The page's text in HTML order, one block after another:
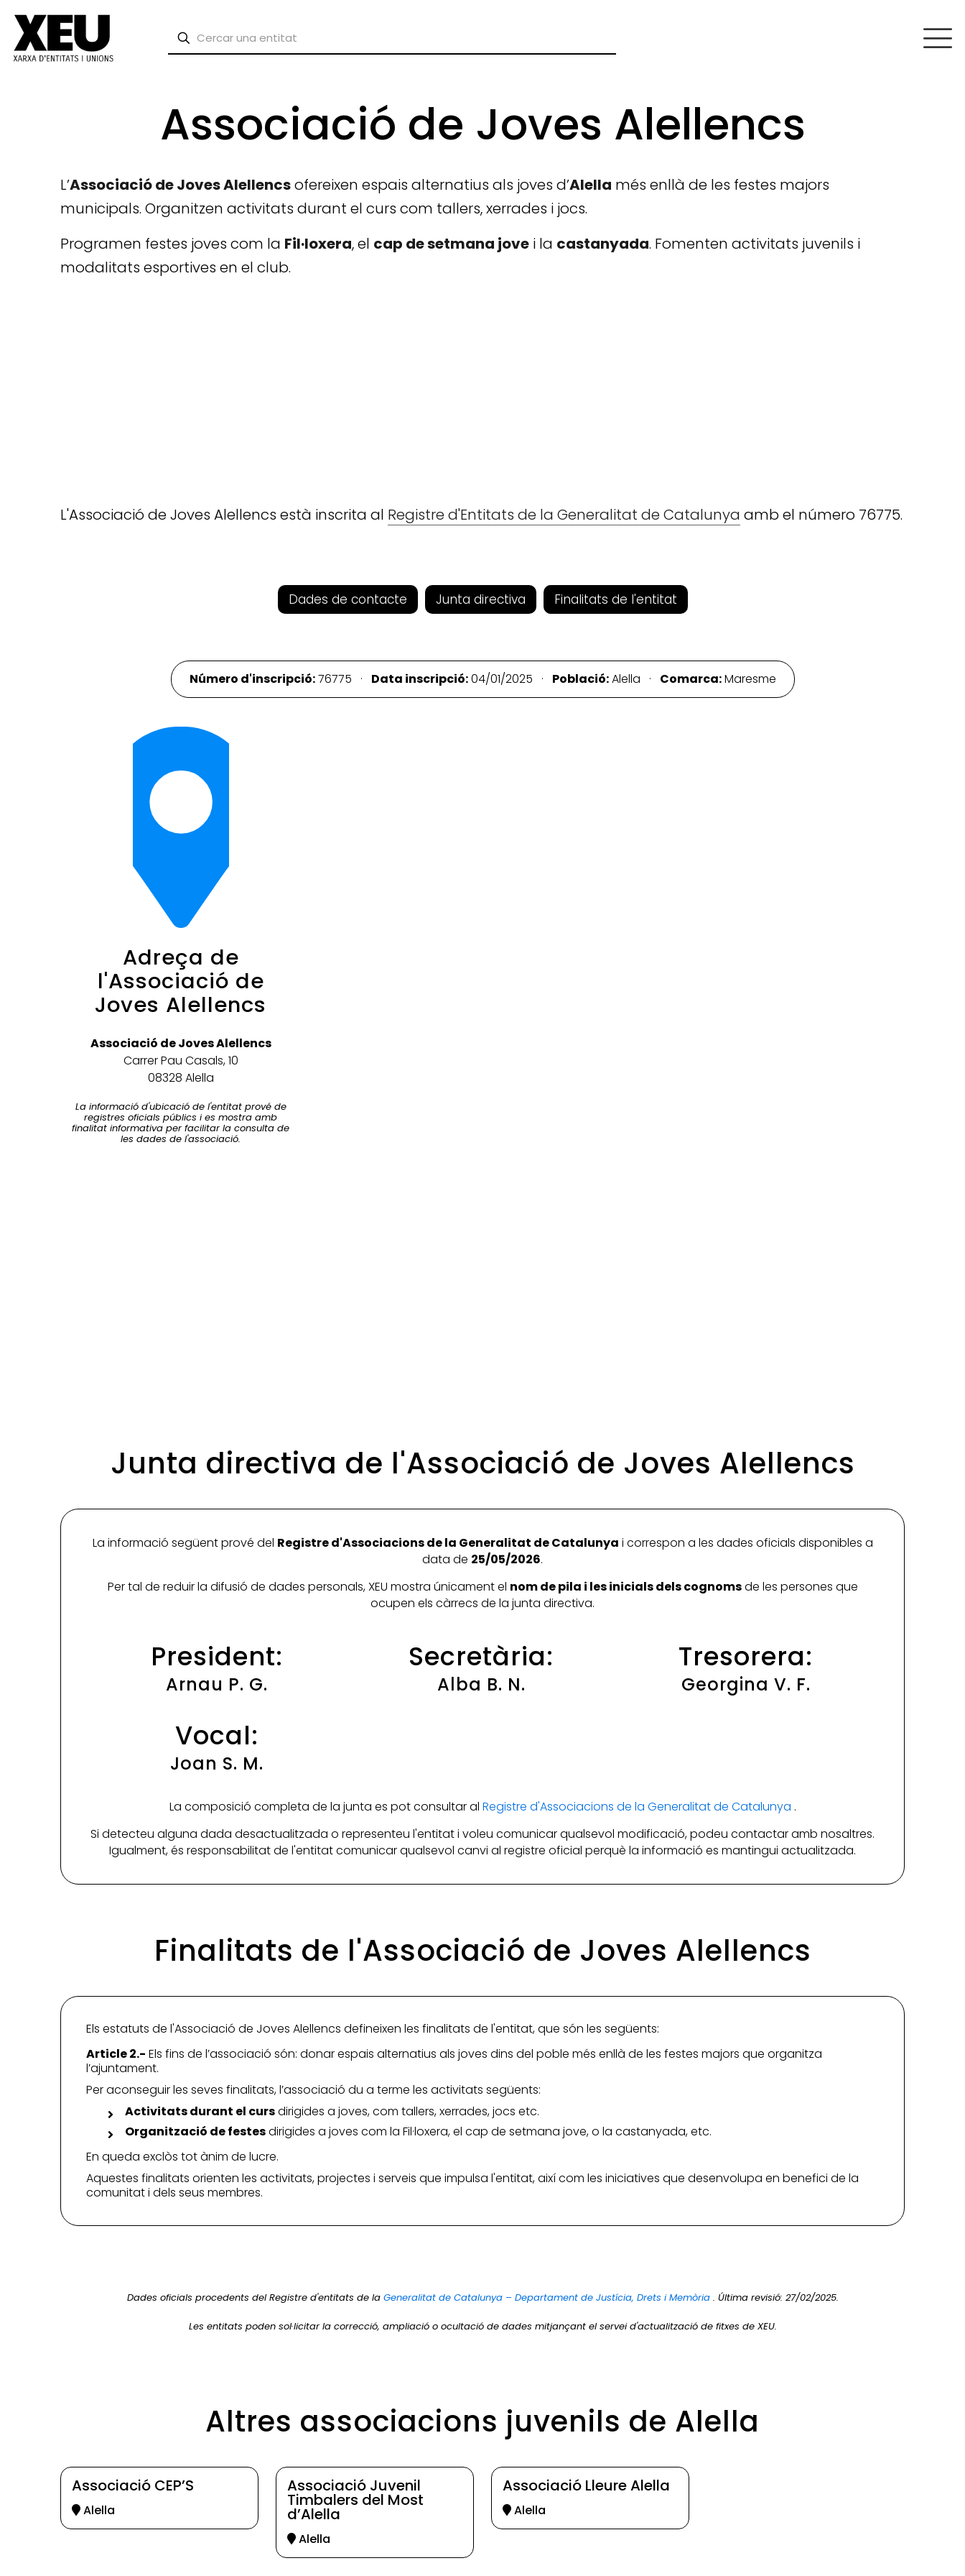
Associació de Joves Alellencs
L’Associació de Joves Alellencsofereixen espais alternatius als joves d’Alella més enllà de les festes majors
municipals. Organitzen activitats durant el curs com tallers, xerrades i jocs.
Programen festes joves com la Fil·loxera, el cap de setmana jove i la castanyada. Fomenten activitats juvenils i
modalitats esportives en el club.
L'Associació de Joves Alellencs està inscrita al Registre d'Entitats de la Generalitat de Catalunya amb el número 76775.
Dades de contacte Junta directiva Finalitats de l'entitat
Número d'inscripció:76775 · Data inscripció:04/01/2025 · Població:Alella · Comarca:Maresme
Adreça de
l'Associació de
Joves Alellencs
Associació de Joves Alellencs
Carrer Pau Casals, 10
08328 Alella
La informació d'ubicació de l'entitat prové de
registres oficials públics i es mostra amb
finalitat informativa per facilitar la consulta de
les dades de l'associació.
Junta directiva de l'Associació de Joves Alellencs
La informació següent prové del Registre d'Associacions de la Generalitat de Catalunya i correspon a les dades oficials disponibles a
data de 25/05/2026.
Per tal de reduir la difusió de dades personals, XEU mostra únicament el nom de pila i les inicials dels cognomsde les persones que
ocupen els càrrecs de la junta directiva.
President:
Arnau P. G.
Secretària:
Alba B. N.
Tresorera:
Georgina V. F.
Vocal:
Joan S. M.
La composició completa de la junta es pot consultar al Registre d'Associacions de la Generalitat de Catalunya .
Si detecteu alguna dada desactualitzada o representeu l'entitat i voleu comunicar qualsevol modificació, podeu contactar amb nosaltres.
Igualment, és responsabilitat de l'entitat comunicar qualsevol canvi al registre oficial perquè la informació es mantingui actualitzada.
Finalitats de l'Associació de Joves Alellencs
Els estatuts de l'Associació de Joves Alellencs defineixen les finalitats de l'entitat, que són les següents:
Article 2.- Els fins de l’associació són: donar espais alternatius als joves dins del poble més enllà de les festes majors que organitza
l’ajuntament.
Per aconseguir les seves finalitats, l’associació du a terme les activitats següents:
Activitats durant el cursdirigides a joves, com tallers, xerrades, jocs etc.
Organització de festesdirigides a joves com la Fil·loxera, el cap de setmana jove, o la castanyada, etc.
En queda exclòs tot ànim de lucre.
Aquestes finalitats orienten les activitats, projectes i serveis que impulsa l'entitat, així com les iniciatives que desenvolupa en benefici de la
comunitat i dels seus membres.
Dades oficials procedents del Registre d'entitats de la Generalitat de Catalunya – Departament de Justícia, Drets i Memòria . Última revisió: 27/02/2025.
Les entitats poden sol·licitar la correcció, ampliació o ocultació de dades mitjançant el servei d'actualització de fitxes de XEU.
Altres associacions juvenils de Alella
Associació CEP’S
Alella
Associació Juvenil
Timbalers del Most
d’Alella
Alella
Associació Lleure Alella
Alella